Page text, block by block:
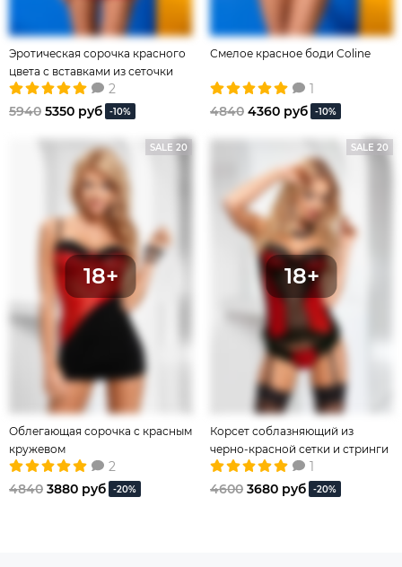
Эротическая сорочка красного
цвета с вставками из сеточки
2
5940 5350 руб -10%
Смелое красное боди Coline
1
4840 4360 руб -10%
SALE 20
Облегающая сорочка с красным
кружевом
2
4840 3880 руб -20%
SALE 20
Корсет соблазняющий из
черно-красной сетки и стринги
1
4600 3680 руб -20%